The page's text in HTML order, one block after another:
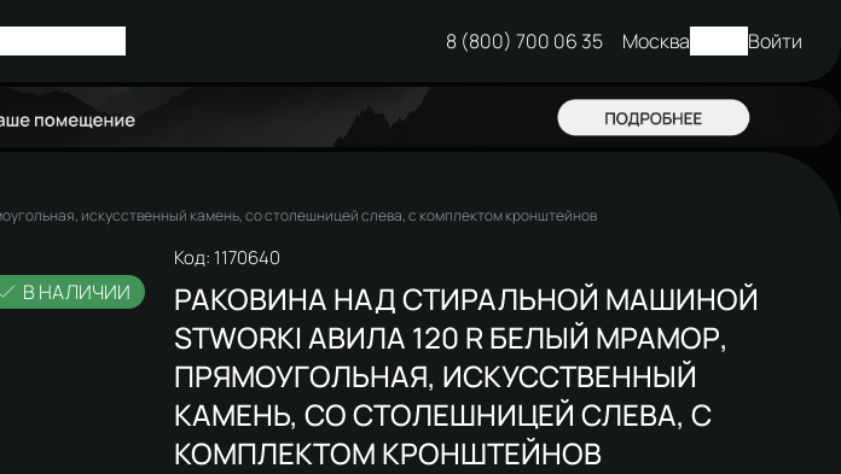
8 (800) 700 06 35 Москва Войти
искусственный камень, со столешницей слева, с комплектом кронштейнов
В НАЛИЧИИ
Код: 1170640
РАКОВИНА НАД СТИРАЛЬНОЙ МАШИНОЙ
STWORKI АВИЛА 120 R БЕЛЫЙ МРАМОР,
ПРЯМОУГОЛЬНАЯ, ИСКУССТВЕННЫЙ
КАМЕНЬ, СО СТОЛЕШНИЦЕЙ СЛЕВА, С
КОМПЛЕКТОМ КРОНШТЕЙНОВ